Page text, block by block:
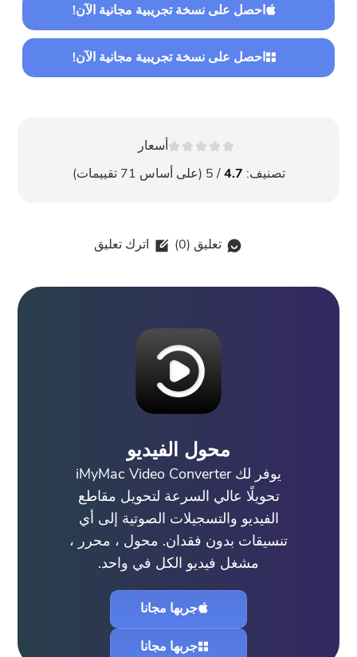
احصل على نسخة تجريبية مجانية الآن!
احصل على نسخة تجريبية مجانية الآن!
أسعار
تصنيف: 4.7/ 5 (على أساس 71 تقييمات)
تعليق (0
) اترك تعليق
محول الفيديو
يوفر لك iMyMac Video Converter
تحويلًا عالي السرعة لتحويل مقاطع
الفيديو والتسجيلات الصوتية إلى أي
تنسيقات بدون فقدان. محول ، محرر ،
مشغل فيديو الكل في واحد.
جربها مجانا
جربها مجانا